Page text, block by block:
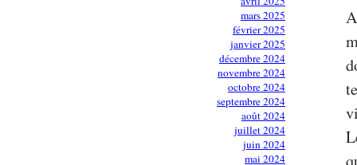
mars 2025
février 2025
janvier 2025
décembre 2024
novembre 2024
octobre 2024
septembre 2024
août 2024
juillet 2024
juin 2024
mai 2024